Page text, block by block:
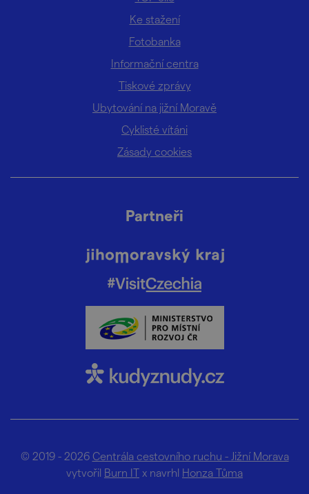
Ke stažení
Fotobanka
Informační centra
Tiskové zprávy
Ubytování na jižní Moravě
Cyklisté vítáni
Zásady cookies
Partneři
© 2019 - 2026 Centrála cestovního ruchu - Jižní Morava
vytvořil Burn IT x navrhl Honza Tůma